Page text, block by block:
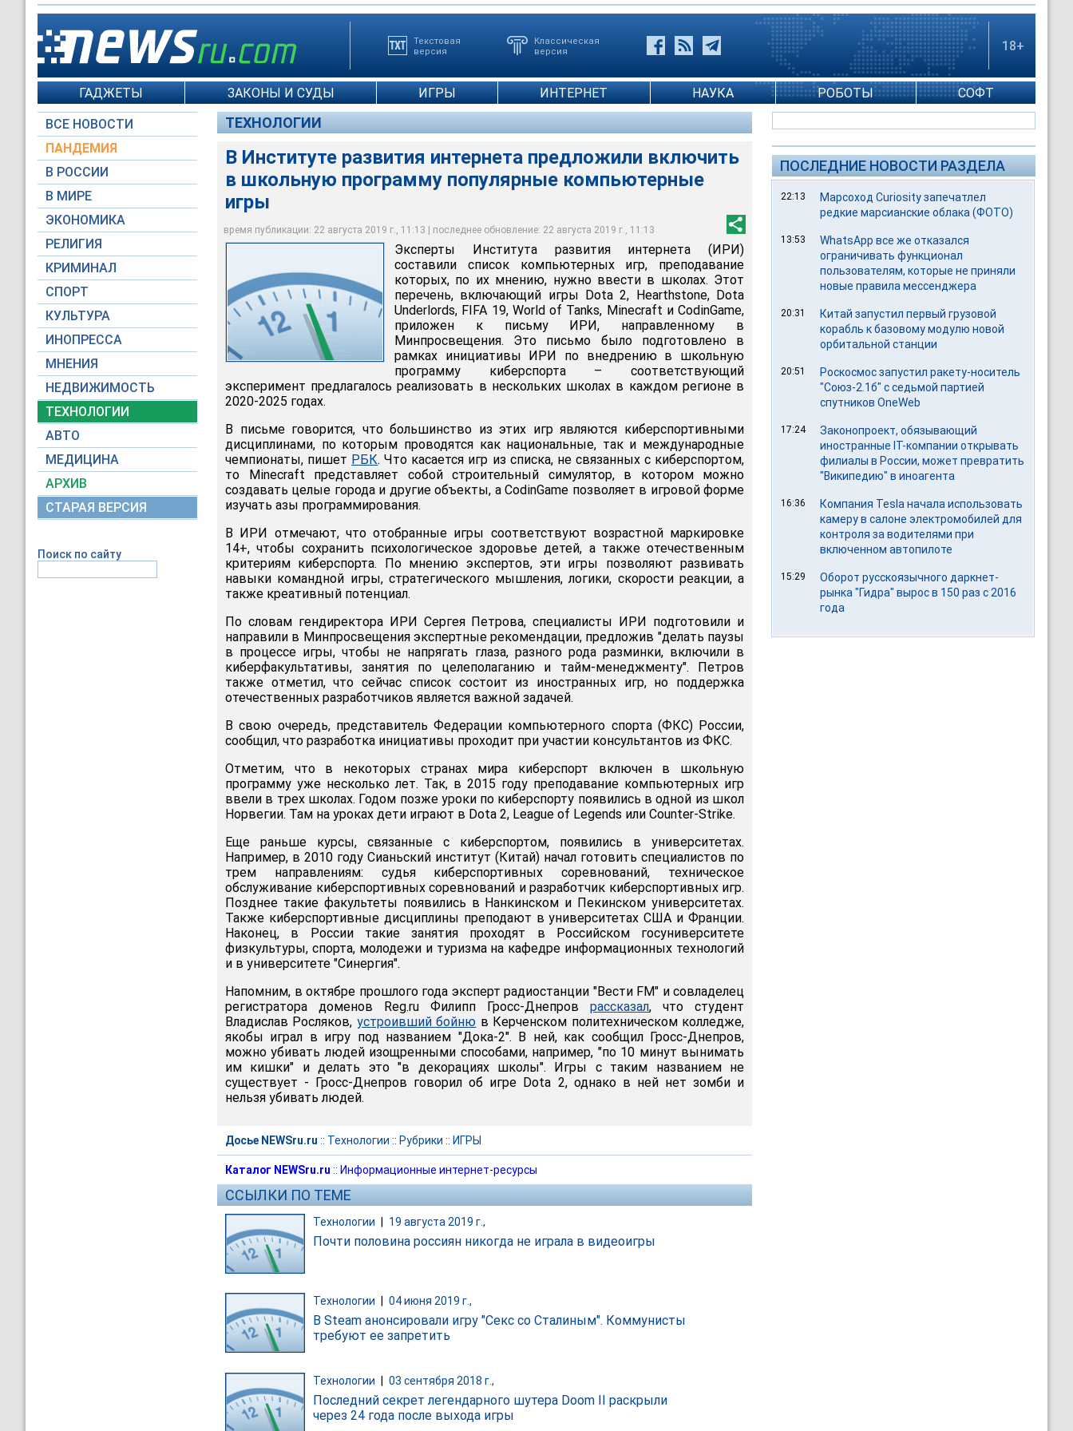
Текстовая
версия
Классическая
версия
18+
ГАДЖЕТЫ ЗАКОНЫ И СУДЫ ИГРЫ ИНТЕРНЕТ НАУКА РОБОТЫ СОФТ
ВСЕ НОВОСТИ
ПАНДЕМИЯ
В РОССИИ
В МИРЕ
ЭКОНОМИКА
РЕЛИГИЯ
КРИМИНАЛ
СПОРТ
КУЛЬТУРА
ИНОПРЕССА
МНЕНИЯ
НЕДВИЖИМОСТЬ
ТЕХНОЛОГИИ
АВТО
МЕДИЦИНА
АРХИВ
СТАРАЯ ВЕРСИЯ
Поиск по сайту
ТЕХНОЛОГИИ
В Институте развития интернета предложили включить
в школьную программу популярные компьютерные
игры
время публикации: 22 августа 2019 г., 11:13 | последнее обновление: 22 августа 2019 г., 11:13
Moscow-Live.ru
Эксперты Института развития интернета (ИРИ)
составили список компьютерных игр, преподавание
которых, по их мнению, нужно ввести в школах. Этот
перечень, включающий игры Dota 2, Hearthstone, Dota
Underlords, FIFA 19, World of Tanks, Minecraft и CodinGame,
приложен к письму ИРИ, направленному в
Минпросвещения. Это письмо было подготовлено в
рамках инициативы ИРИ по внедрению в школьную
программу киберспорта – соответствующий
эксперимент предлагалось реализовать в нескольких школах в каждом регионе в
2020-2025 годах.
В письме говорится, что большинство из этих игр являются киберспортивными
дисциплинами, по которым проводятся как национальные, так и международные
чемпионаты, пишет РБК. Что касается игр из списка, не связанных с киберспортом,
то Minecraft представляет собой строительный симулятор, в котором можно
создавать целые города и другие объекты, а CodinGame позволяет в игровой форме
изучать азы программирования.
В ИРИ отмечают, что отобранные игры соответствуют возрастной маркировке
14+, чтобы сохранить психологическое здоровье детей, а также отечественным
критериям киберспорта. По мнению экспертов, эти игры позволяют развивать
навыки командной игры, стратегического мышления, логики, скорости реакции, а
также креативный потенциал.
По словам гендиректора ИРИ Сергея Петрова, специалисты ИРИ подготовили и
направили в Минпросвещения экспертные рекомендации, предложив "делать паузы
в процессе игры, чтобы не напрягать глаза, разного рода разминки, включили в
киберфакультативы, занятия по целеполаганию и тайм-менеджменту". Петров
также отметил, что сейчас список состоит из иностранных игр, но поддержка
отечественных разработчиков является важной задачей.
В свою очередь, представитель Федерации компьютерного спорта (ФКС) России,
сообщил, что разработка инициативы проходит при участии консультантов из ФКС.
Отметим, что в некоторых странах мира киберспорт включен в школьную
программу уже несколько лет. Так, в 2015 году преподавание компьютерных игр
ввели в трех школах. Годом позже уроки по киберспорту появились в одной из школ
Норвегии. Там на уроках дети играют в Dota 2, League of Legends или Counter-Strike.
Еще раньше курсы, связанные с киберспортом, появились в университетах.
Например, в 2010 году Сианьский институт (Китай) начал готовить специалистов по
трем направлениям: судья киберспортивных соревнований, техническое
обслуживание киберспортивных соревнований и разработчик киберспортивных игр.
Позднее такие факультеты появились в Нанкинском и Пекинском университетах.
Также киберспортивные дисциплины преподают в университетах США и Франции.
Наконец, в России такие занятия проходят в Российском госуниверситете
физкультуры, спорта, молодежи и туризма на кафедре информационных технологий
и в университете "Синергия".
Напомним, в октябре прошлого года эксперт радиостанции "Вести FM" и совладелец
регистратора доменов Reg.ru Филипп Гросс-Днепров рассказал, что студент
Владислав Росляков, устроивший бойню в Керченском политехническом колледже,
якобы играл в игру под названием "Дока-2". В ней, как сообщил Гросс-Днепров,
можно убивать людей изощренными способами, например, "по 10 минут вынимать
им кишки" и делать это "в декорациях школы". Игры с таким названием не
существует - Гросс-Днепров говорил об игре Dota 2, однако в ней нет зомби и
нельзя убивать людей.
Досье NEWSru.ru :: Технологии :: Рубрики :: ИГРЫ
Каталог NEWSru.ru :: Информационные интернет-ресурсы
ССЫЛКИ ПО ТЕМЕ
Технологии 19 августа 2019 г.,
Почти половина россиян никогда не играла в видеоигры
Технологии 04 июня 2019 г.,
В Steam анонсировали игру "Секс со Сталиным". Коммунисты
требуют ее запретить
Технологии 03 сентября 2018 г.,
Последний секрет легендарного шутера Doom II раскрыли
через 24 года после выхода игры
ПОСЛЕДНИЕ НОВОСТИ РАЗДЕЛА
22:13
Марсоход Curiosity запечатлел
редкие марсианские облака (ФОТО)
13:53
WhatsApp все же отказался
ограничивать функционал
пользователям, которые не приняли
новые правила мессенджера
20:31
Китай запустил первый грузовой
корабль к базовому модулю новой
орбитальной станции
20:51
Роскосмос запустил ракету-носитель
"Союз-2.1б" с седьмой партией
спутников OneWeb
17:24
Законопроект, обязывающий
иностранные IT-компании открывать
филиалы в России, может превратить
"Википедию" в иноагента
16:36
Компания Tesla начала использовать
камеру в салоне электромобилей для
контроля за водителями при
включенном автопилоте
15:29
Оборот русскоязычного даркнет-
рынка "Гидра" вырос в 150 раз с 2016
года